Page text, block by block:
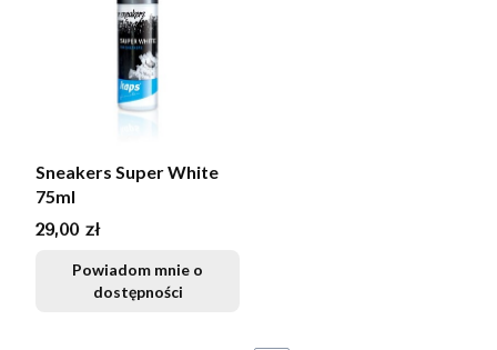
Sneakers Super White
75ml
Cena
29,00 zł
Powiadom mnie o
dostępności